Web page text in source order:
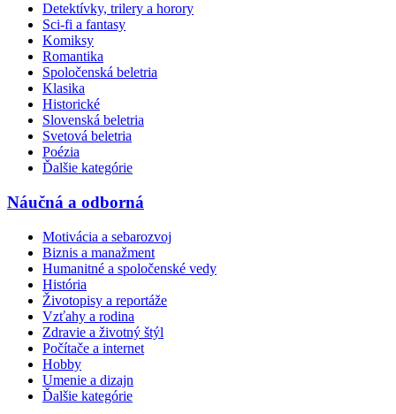
Detektívky, trilery a horory
Sci-fi a fantasy
Komiksy
Romantika
Spoločenská beletria
Klasika
Historické
Slovenská beletria
Svetová beletria
Poézia
Ďalšie kategórie
Náučná a odborná
Motivácia a sebarozvoj
Biznis a manažment
Humanitné a spoločenské vedy
História
Životopisy a reportáže
Vzťahy a rodina
Zdravie a životný štýl
Počítače a internet
Hobby
Umenie a dizajn
Ďalšie kategórie